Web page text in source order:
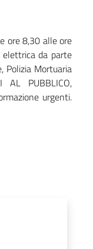
ore 8,30 alle ore
elettrica da parte
Polizia Mortuaria
AL PUBBLICO,
urgenti.